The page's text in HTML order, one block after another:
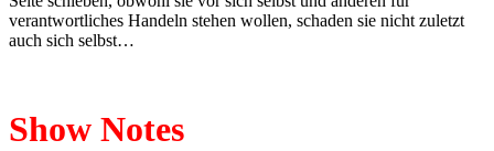
verantwortliches Handeln stehen wollen, schaden sie nicht zuletzt
auch sich selbst…
Show Notes